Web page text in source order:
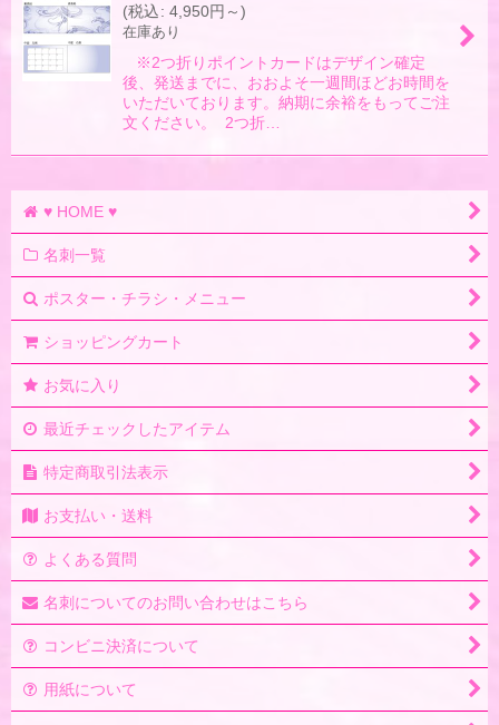
(税込: 4,950円 ～)
在庫あり
※2つ折りポイントカードはデザイン確定
後、発送までに、おおよそ一週間ほどお時間を
いただいております。納期に余裕をもってご注
文ください。 2つ折…
♥ HOME ♥
名刺一覧
ポスター・チラシ・メニュー
ショッピングカート
お気に入り
最近チェックしたアイテム
特定商取引法表示
お支払い・送料
よくある質問
名刺についてのお問い合わせはこちら
コンビニ決済について
用紙について